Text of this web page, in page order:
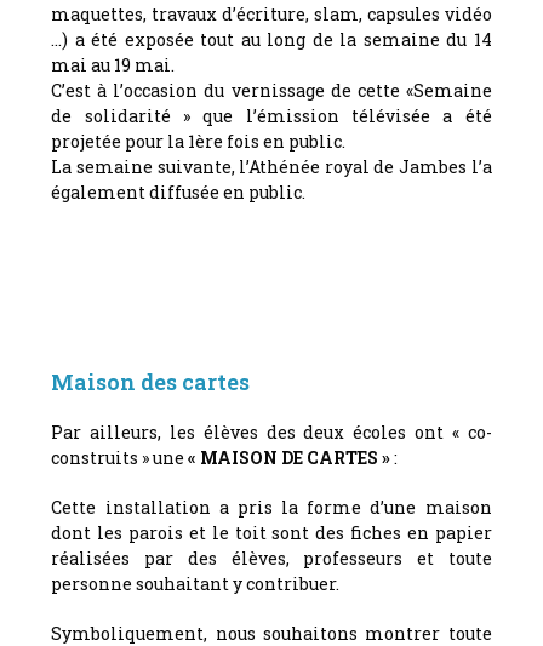
maquettes, travaux d’écriture, slam, capsules vidéo
…) a été exposée tout au long de la semaine du 14
mai au 19 mai.
C’est à l’occasion du vernissage de cette «Semaine
de solidarité » que l’émission télévisée a été
projetée pour la 1ère fois en public.
La semaine suivante, l’Athénée royal de Jambes l’a
également diffusée en public.
Maison des cartes
Par ailleurs, les élèves des deux écoles ont « co-
construits » une « MAISON DE CARTES »:
Cette installation a pris la forme d’une maison
dont les parois et le toit sont des fiches en papier
réalisées par des élèves, professeurs et toute
personne souhaitant y contribuer.
Symboliquement, nous souhaitons montrer toute